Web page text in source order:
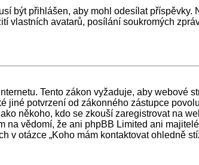
být přihlášen, aby mohl odesílat
vlastních avatarů, posílání soukromých
Tento zákon vyžaduje, aby webové
potvrzení od zákonného zástupce
někoho, kdo se zkouší zaregistrovat na
vědomí, že ani phpBB Limited ani
v otázce „Koho mám kontaktovat ohledně